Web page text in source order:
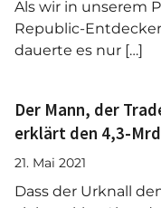
Als wir in unserem
Republic-
dauerte es nur […]
Der Mann, der
erklärt den 4,3-
21. Mai 2021
Dass der Urknall